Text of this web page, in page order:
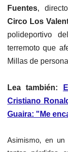
Fuentes,
Circo Los
polideportivo
terremoto que
Millas de
Lea también:
Cristiano
Guaira: "Me
Asimismo, en